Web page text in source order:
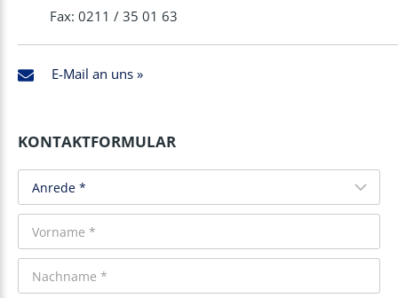
Fax: 0211 / 35 01 63
E-Mail an uns »
KONTAKTFORMULAR